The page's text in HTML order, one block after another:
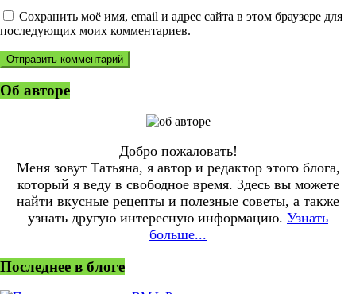
Сохранить моё имя, email и адрес сайта в этом браузере для
последующих моих комментариев.
Об авторе
Добро пожаловать!
Меня зовут Татьяна, я автор и редактор этого блога,
который я веду в свободное время. Здесь вы можете
найти вкусные рецепты и полезные советы, а также
узнать другую интересную информацию. Узнать
больше...
Последнее в блоге